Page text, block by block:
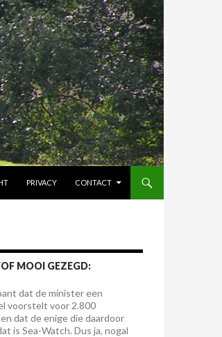
PRIVACY CONTACT
MOOI GEZEGD:
dat de minister een
voorstelt voor 2.800
dat de enige die daardoor
is Sea-Watch. Dus ja, nogal